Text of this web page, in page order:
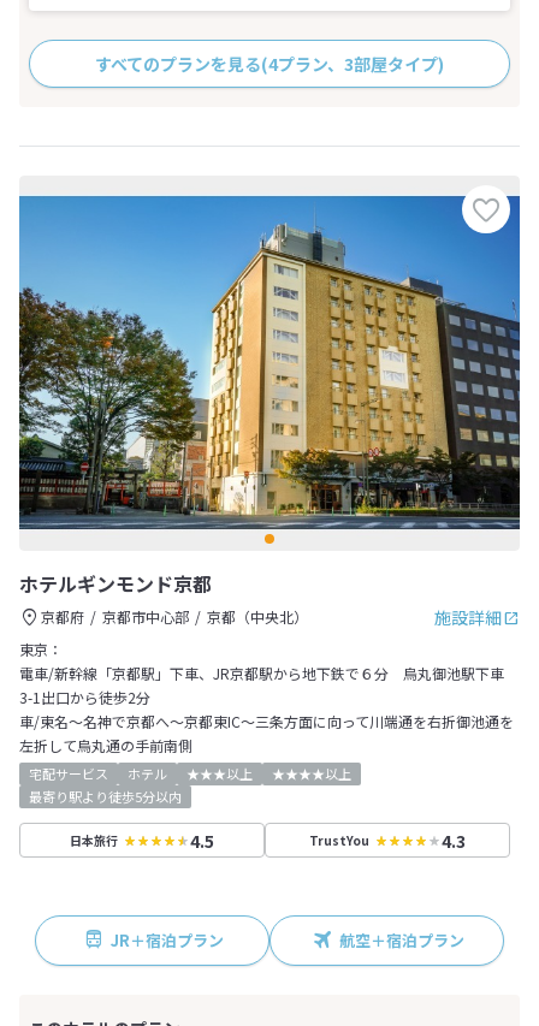
すべてのプランを見る(4プラン、3部屋タイプ)
ホテルギンモンド京都
施設詳細
京都府 京都市中心部
京都（中央北）
東京：
電車/新幹線「京都駅」下車、JR京都駅から地下鉄で６分 烏丸御池駅下車
3-1出口から徒歩2分
車/東名～名神で京都へ～京都東IC～三条方面に向って川端通を右折御池通を
左折して烏丸通の手前南側
宅配サービス ホテル ★★★以上
★★★★以上
最寄り駅より徒歩5分以内
日本旅行 4.5 TrustYou 4.3
JR＋宿泊プラン 航空＋宿泊プラン